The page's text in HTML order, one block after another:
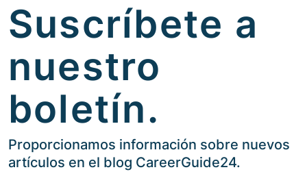
Suscríbete a
nuestro
boletín.
Proporcionamos información sobre nuevos
artículos en el blog CareerGuide24.